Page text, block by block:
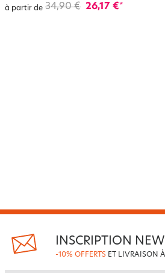
à partir de 34,90 € 26,17 €*
INSCRIPTION
-10% OFFERTS ET LIVRAISON